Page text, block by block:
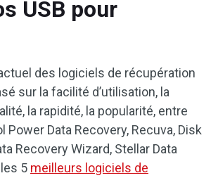
USB pour
des logiciels de récupération
sur la facilité d’utilisation, la
la rapidité, la popularité, entre
Power Data Recovery, Recuva, Disk
Recovery Wizard, Stellar Data
5 meilleurs logiciels de